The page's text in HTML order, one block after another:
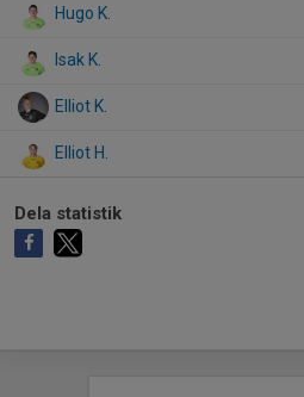
Hugo K.
Isak K.
Elliot K.
Elliot H.
Dela statistik